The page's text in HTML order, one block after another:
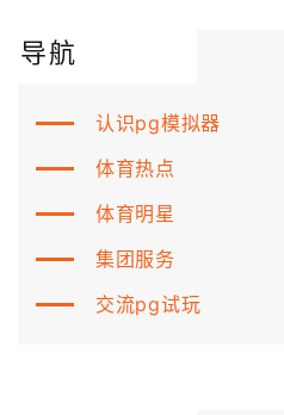
导航
认识pg模拟器
体育热点
体育明星
集团服务
交流pg试玩